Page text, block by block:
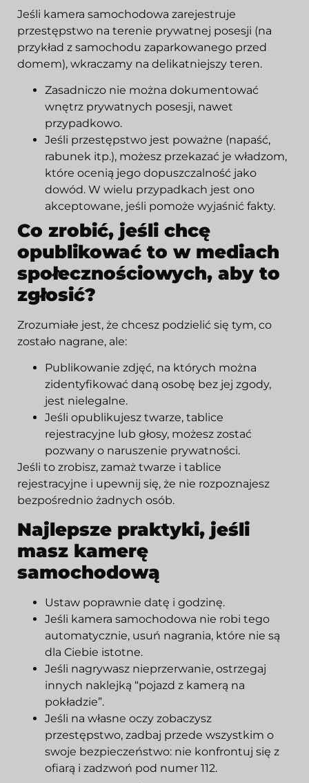
Jeśli kamera samochodowa zarejestruje
przestępstwo na terenie prywatnej posesji (na
przykład z samochodu zaparkowanego przed
domem), wkraczamy na delikatniejszy teren.
Zasadniczo nie można dokumentować
wnętrz prywatnych posesji, nawet
przypadkowo.
Jeśli przestępstwo jest poważne (napaść,
rabunek itp.), możesz przekazać je władzom,
które ocenią jego dopuszczalność jako
dowód. W wielu przypadkach jest ono
akceptowane, jeśli pomoże wyjaśnić fakty.
Co zrobić, jeśli chcę
opublikować to w mediach
społecznościowych, aby to
zgłosić?
Zrozumiałe jest, że chcesz podzielić się tym, co
zostało nagrane, ale:
Publikowanie zdjęć, na których można
zidentyfikować daną osobę bez jej zgody,
jest nielegalne.
Jeśli opublikujesz twarze, tablice
rejestracyjne lub głosy, możesz zostać
pozwany o naruszenie prywatności.
Jeśli to zrobisz, zamaż twarze i tablice
rejestracyjne i upewnij się, że nie rozpoznajesz
bezpośrednio żadnych osób.
Najlepsze praktyki, jeśli
masz kamerę
samochodową
Ustaw poprawnie datę i godzinę.
Jeśli kamera samochodowa nie robi tego
automatycznie, usuń nagrania, które nie są
dla Ciebie istotne.
Jeśli nagrywasz nieprzerwanie, ostrzegaj
innych naklejką “pojazd z kamerą na
pokładzie”.
Jeśli na własne oczy zobaczysz
przestępstwo, zadbaj przede wszystkim o
swoje bezpieczeństwo: nie konfrontuj się z
ofiarą i zadzwoń pod numer 112.